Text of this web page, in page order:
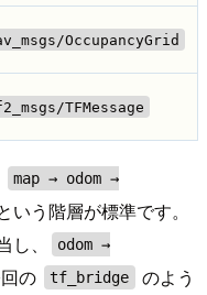
OccupancyGrid
TFMessage
map → odom →
いう階層が標準です。
、
odom →
の tf_bridge
のよう